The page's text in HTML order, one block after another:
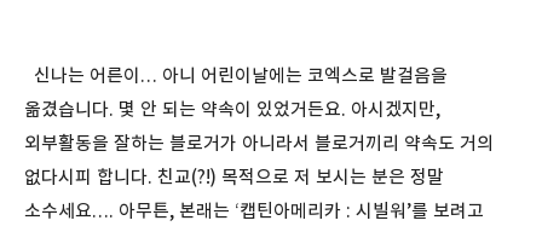
신나는 어른이… 아니 어린이날에는 코엑스로 발걸음을
옮겼습니다. 몇 안 되는 약속이 있었거든요. 아시겠지만,
외부활동을 잘하는 블로거가 아니라서 블로거끼리 약속도 거의
없다시피 합니다. 친교(?!) 목적으로 저 보시는 분은 정말
소수세요…. 아무튼, 본래는 ‘캡틴아메리카 : 시빌워’를 보려고